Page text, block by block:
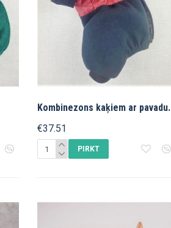
Kombinezons kaķiеm ar pavadu.
€37.51
PIRKT